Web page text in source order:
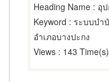
Heading Name : อุ
Keyword : ระบบบำ
อำเภอบางปะกง
Views : 143 Time(s)